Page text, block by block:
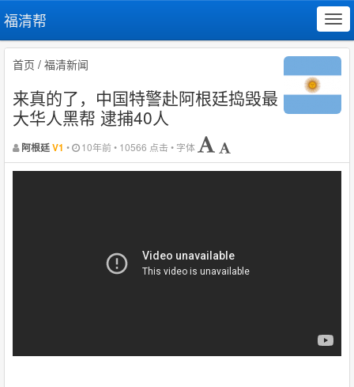
福清帮
首页 / 福清新闻
来真的了，中国特警赴阿根廷捣毁最
大华人黑帮 逮捕40人
阿根廷V1 • 10年前 • 10566 点击 • 字体